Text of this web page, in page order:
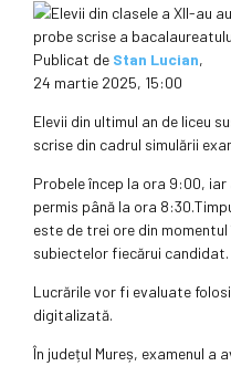
Publicat de Stan Lucian,
24 martie 2025, 15:00
Elevii din ultimul an de liceu
scrise din cadrul simulării
Probele încep la ora 9:00,
permis până la ora
este de trei ore din
subiectelor fiecărui candidat.
Lucrările vor fi evaluate
digitalizată.
În județul Mureș, examenul a